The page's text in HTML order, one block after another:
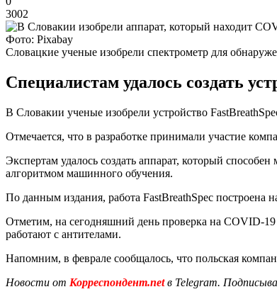
3002
Фото: Рixabay
Словацкие ученые изобрели спектрометр для
Специалистам удалось создать
В Словакии ученые изобрели устройство
Отмечается, что в разработке принимали участие
Экспертам удалось создать аппарат, который
алгоритмом машинного обучения.
По данным издания, работа FastBreathSpec построена
Отметим, на сегодняшний день проверка на COVID-
работают с антителами.
Напомним, в феврале сообщалось, что польская
Новости от Корреспондент.netв Telegram.